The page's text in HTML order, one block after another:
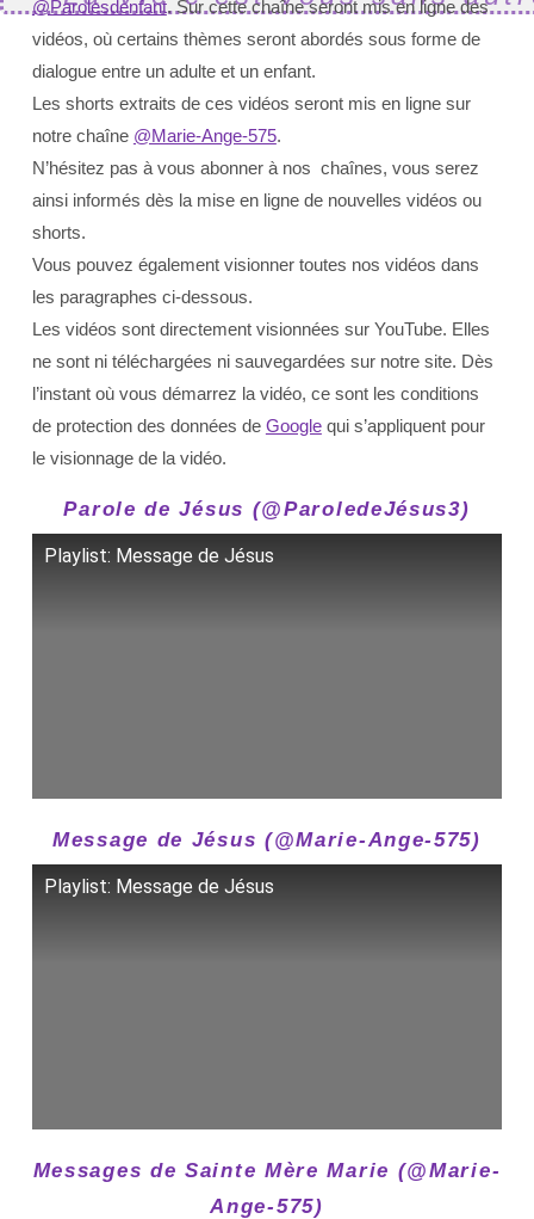
@Parolesdenfant. Sur cette chaîne seront mis en ligne des
vidéos, où certains thèmes seront abordés sous forme de
dialogue entre un adulte et un enfant.
Les shorts extraits de ces vidéos seront mis en ligne sur
notre chaîne @Marie-Ange-575.
N’hésitez pas à vous abonner à nos chaînes, vous serez
ainsi informés dès la mise en ligne de nouvelles vidéos ou
shorts.
Vous pouvez également visionner toutes nos vidéos dans
les paragraphes ci-dessous.
Les vidéos sont directement visionnées sur YouTube. Elles
ne sont ni téléchargées ni sauvegardées sur notre site. Dès
l’instant où vous démarrez la vidéo, ce sont les conditions
de protection des données de Googlequi s’appliquent pour
le visionnage de la vidéo.
Parole de Jésus (@ParoledeJésus3)
Playlist: Message de Jésus
Message de Jésus (@Marie-Ange-575)
Playlist: Message de Jésus
Messages de Sainte Mère Marie (@Marie-
Ange-575)